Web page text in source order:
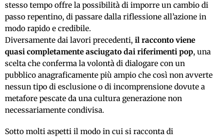
stesso tempo offre la possibilità di imporre un cambio di
passo repentino, di passare dalla riflessione all’azione in
modo rapido e credibile.
Diversamente dai lavori precedenti, il racconto viene
quasi completamente asciugato dai riferimenti pop, una
scelta che conferma la volontà di dialogare con un
pubblico anagraficamente più ampio che così non avverte
nessun tipo di esclusione o di incomprensione dovute a
metafore pescate da una cultura generazione non
necessariamente condivisa.
Sotto molti aspetti il modo in cui si racconta di